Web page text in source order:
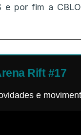
e por fim a
Rift #17
e